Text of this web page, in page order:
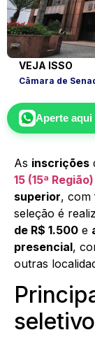
VEJA ISSO
Aperte aqui
As inscrições
15 (15ª Região)
superior, com
seleção é
de R$ 1.500 e
presencial,
outras